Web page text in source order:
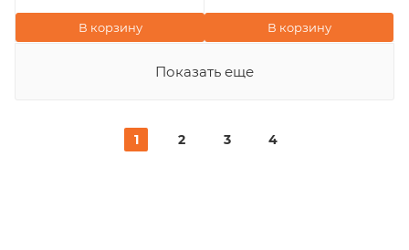
В корзину В корзину
Показать еще
1 2 3 4